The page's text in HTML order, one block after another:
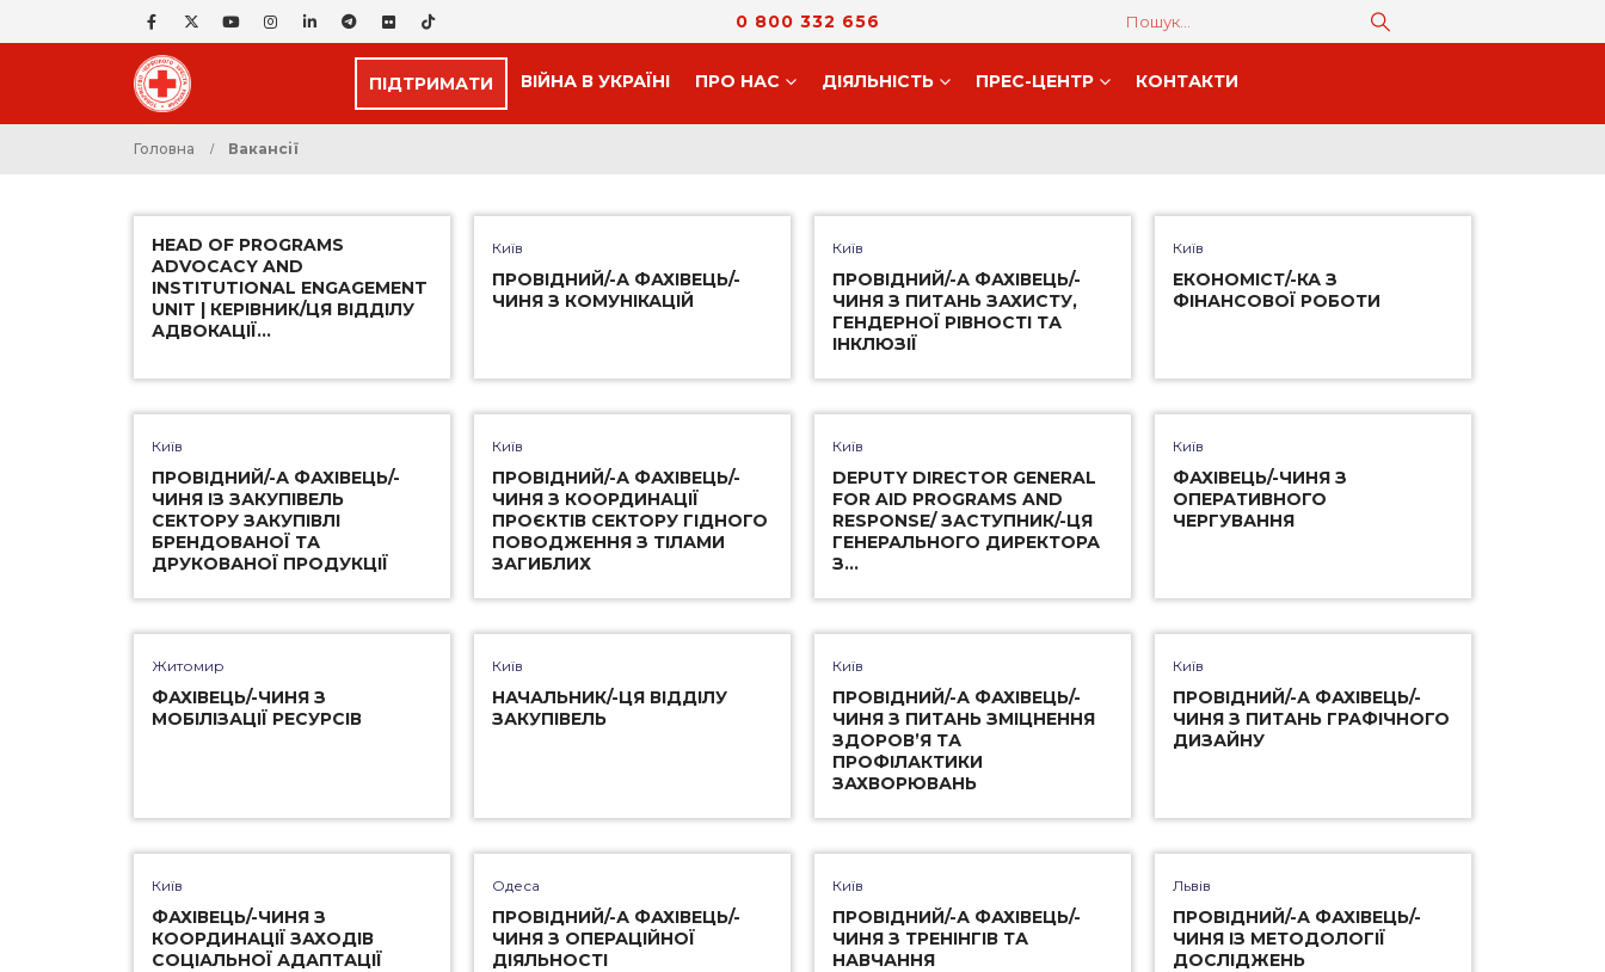
0 800 332 656
ПІДТРИМАТИ ВІЙНА В УКРАЇНІ ПРО НАС ДIЯЛЬНIСТЬ ПРЕС-ЦЕНТР КОНТАКТИ
Головна Ваканciї
HEAD OF PROGRAMS
ADVOCACY AND
INSTITUTIONAL ENGAGEMENT
UNIT | КЕРІВНИК/ЦЯ ВІДДІЛУ
АДВОКАЦІЇ…
Київ
ПРОВІДНИЙ/-А ФАХІВЕЦЬ/-
ЧИНЯ З КОМУНІКАЦІЙ
Київ
ПРОВІДНИЙ/-А ФАХІВЕЦЬ/-
ЧИНЯ З ПИТАНЬ ЗАХИСТУ,
ГЕНДЕРНОЇ РІВНОСТІ ТА
ІНКЛЮЗІЇ
Київ
ЕКОНОМІСТ/-КА З
ФІНАНСОВОЇ РОБОТИ
Київ
ПРОВІДНИЙ/-А ФАХІВЕЦЬ/-
ЧИНЯ ІЗ ЗАКУПІВЕЛЬ
СЕКТОРУ ЗАКУПІВЛІ
БРЕНДОВАНОЇ ТА
ДРУКОВАНОЇ ПРОДУКЦІЇ
Київ
ПРОВІДНИЙ/-А ФАХІВЕЦЬ/-
ЧИНЯ З КООРДИНАЦІЇ
ПРОЄКТІВ СЕКТОРУ ГІДНОГО
ПОВОДЖЕННЯ З ТІЛАМИ
ЗАГИБЛИХ
Київ
DEPUTY DIRECTOR GENERAL
FOR AID PROGRAMS AND
RESPONSE/ ЗАСТУПНИК/-ЦЯ
ГЕНЕРАЛЬНОГО ДИРЕКТОРА
З…
Київ
ФАХІВЕЦЬ/-ЧИНЯ З
ОПЕРАТИВНОГО
ЧЕРГУВАННЯ
Житомир
ФАХІВЕЦЬ/-ЧИНЯ З
МОБІЛІЗАЦІЇ РЕСУРСІВ
Київ
НАЧАЛЬНИК/-ЦЯ ВІДДІЛУ
ЗАКУПІВЕЛЬ
Київ
ПРОВІДНИЙ/-А ФАХІВЕЦЬ/-
ЧИНЯ З ПИТАНЬ ЗМІЦНЕННЯ
ЗДОРОВ’Я ТА
ПРОФІЛАКТИКИ
ЗАХВОРЮВАНЬ
Київ
ПРОВІДНИЙ/-А ФАХІВЕЦЬ/-
ЧИНЯ З ПИТАНЬ ГРАФІЧНОГО
ДИЗАЙНУ
Київ
ФАХІВЕЦЬ/-ЧИНЯ З
КООРДИНАЦІЇ ЗАХОДІВ
СОЦІАЛЬНОЇ АДАПТАЦІЇ
Одеса
ПРОВІДНИЙ/-А ФАХІВЕЦЬ/-
ЧИНЯ З ОПЕРАЦІЙНОЇ
ДІЯЛЬНОСТІ
Київ
ПРОВІДНИЙ/-А ФАХІВЕЦЬ/-
ЧИНЯ З ТРЕНІНГІВ ТА
НАВЧАННЯ
Львів
ПРОВІДНИЙ/-А ФАХІВЕЦЬ/-
ЧИНЯ ІЗ МЕТОДОЛОГІЇ
ДОСЛІДЖЕНЬ